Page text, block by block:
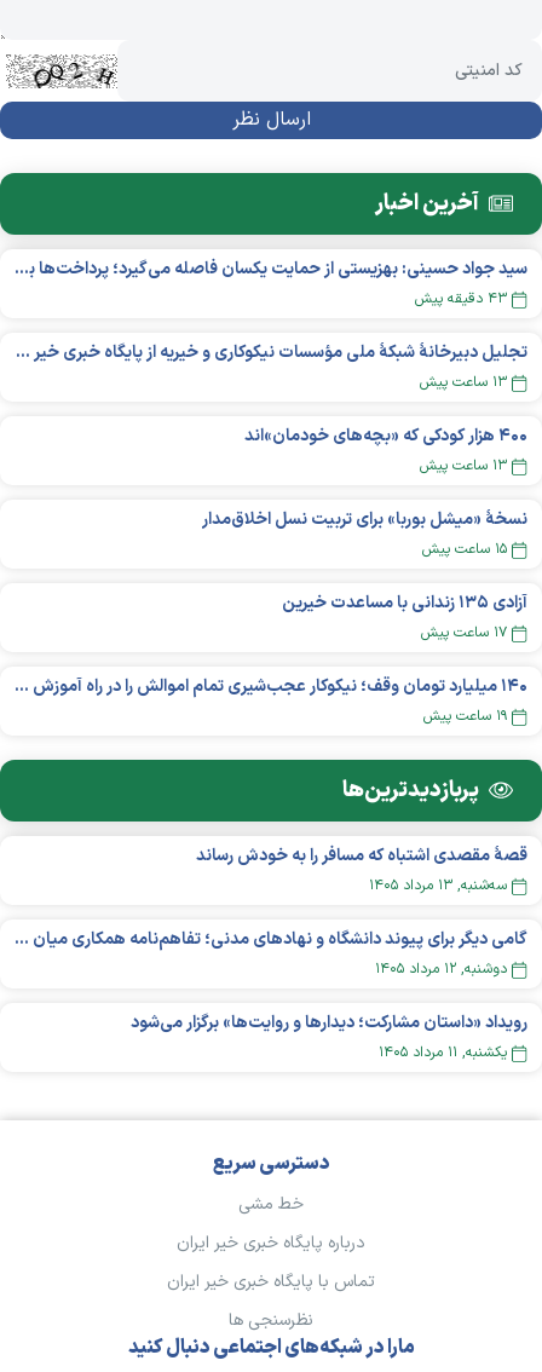
آخرین اخبار
سید جواد حسینی: بهزیستی از حمایت یکسان فاصله می‌گیرد؛ پرداخت‌ها بر اساس نوع معلولیت و میزان نیاز تغییر می‌کند
۴۳ دقیقه پیش
تجلیل دبیرخانۀ شبکۀ ملی مؤسسات نیکوکاری و خیریه از پایگاه خبری خیر ایران
۱۳ ساعت پیش
۴۰۰ هزار کودکی که «بچه‌های خودمان»‌اند
۱۳ ساعت پیش
نسخهٔ «میشل بوربا» برای تربیت نسل اخلاق‌مدار
۱۵ ساعت پیش
آزادی ۱۳۵ زندانی با مساعدت خیرین
۱۷ ساعت پیش
۱۴۰ میلیارد تومان وقف؛ نیکوکار عجب‌شیری تمام اموالش را در راه آموزش بخشید
۱۹ ساعت پیش
پربازدید‌ترین‌ها
قصهٔ مقصدی اشتباه که مسافر را به خودش رساند
سه‌شنبه, ۱۳ مرداد ۱۴۰۵
گامی دیگر برای پیوند دانشگاه و نهادهای مدنی؛ تفاهم‌نامه همکاری میان «شبکه ملی» و «دانشگاه هنر ایران» منعقد شد
دوشنبه, ۱۲ مرداد ۱۴۰۵
رویداد «داستان مشارکت؛ دیدار‌ها و روایت‌ها» برگزار می‌شود
يکشنبه, ۱۱ مرداد ۱۴۰۵
دسترسی سریع
خط مشی
درباره پایگاه خبری خیر ایران
تماس با پایگاه خبری خیر ایران
نظرسنجی ها
مارا در شبکه‌های اجتماعی دنبال کنید